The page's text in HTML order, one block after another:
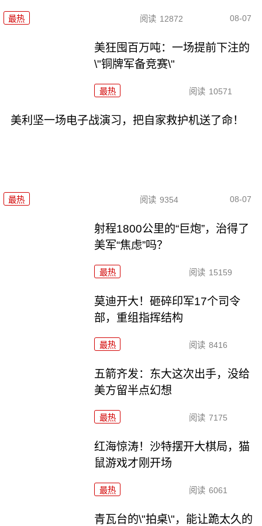
最热 阅读 12872 08-07
美狂囤百万吨：一场提前下注的
\"铜牌军备竞赛\"
最热 阅读 10571
美利坚一场电子战演习，把自家救护机送了命！
最热 阅读 9354 08-07
射程1800公里的“巨炮”，治得了
美军“焦虑”吗？
最热 阅读 15159
莫迪开大！砸碎印军17个司令
部，重组指挥结构
最热 阅读 8416
五箭齐发：东大这次出手，没给
美方留半点幻想
最热 阅读 7175
红海惊涛！沙特摆开大棋局，猫
鼠游戏才刚开场
最热 阅读 6061
青瓦台的\"拍桌\"，能让跪太久的